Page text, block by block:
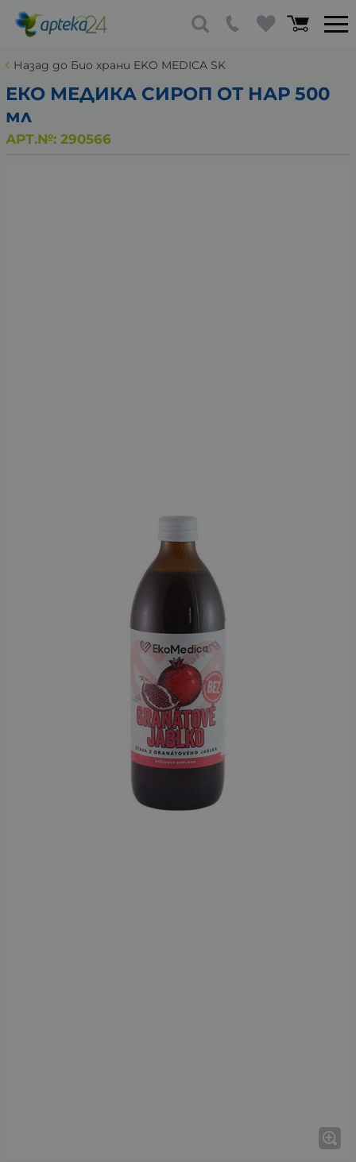
Назад до Био храни EKO MEDICA SK
ЕКО МЕДИКА СИРОП ОТ НАР 500
мл
АРТ.№: 290566